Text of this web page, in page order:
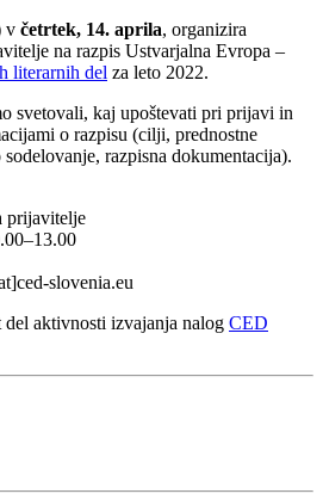
v četrtek, 14. aprila, organizira
na razpis Ustvarjalna Evropa –
literarnih del za leto 2022.
svetovali, kaj upoštevati pri prijavi in
o razpisu (cilji, prednostne
razpisna dokumentacija).
prijavitelje
slovenia.eu
aktivnosti izvajanja nalog CED